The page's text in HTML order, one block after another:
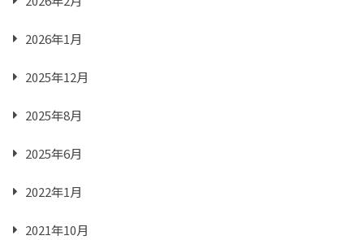
2026年1月
2025年12月
2025年8月
2025年6月
2022年1月
2021年10月